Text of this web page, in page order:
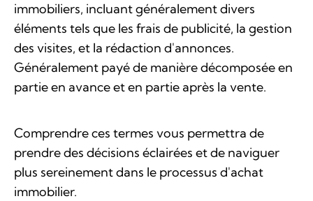
immobiliers, incluant généralement divers
éléments tels que les frais de publicité, la gestion
des visites, et la rédaction d'annonces.
Généralement payé de manière décomposée en
partie en avance et en partie après la vente.
Comprendre ces termes vous permettra de
prendre des décisions éclairées et de naviguer
plus sereinement dans le processus d'achat
immobilier.